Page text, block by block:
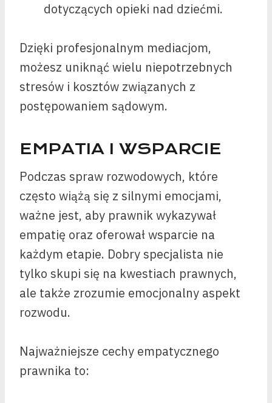
dotyczących opieki nad dziećmi.
Dzięki profesjonalnym mediacjom,
możesz uniknąć wielu niepotrzebnych
stresów i kosztów związanych z
postępowaniem sądowym.
EMPATIA I WSPARCIE
Podczas spraw rozwodowych, które
często wiążą się z silnymi emocjami,
ważne jest, aby prawnik wykazywał
empatię oraz oferował wsparcie na
każdym etapie. Dobry specjalista nie
tylko skupi się na kwestiach prawnych,
ale także zrozumie emocjonalny aspekt
rozwodu.
Najważniejsze cechy empatycznego
prawnika to: